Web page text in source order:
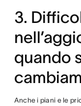
3.
quando
Anche i piani e le